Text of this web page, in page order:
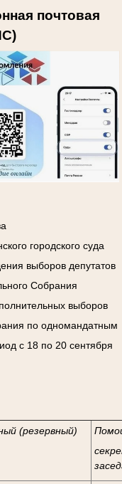
почтовая
городского суда
выборов депутатов
Собрания
выборов
по одномандатным
с 18 по 20 сентября
(резервный)